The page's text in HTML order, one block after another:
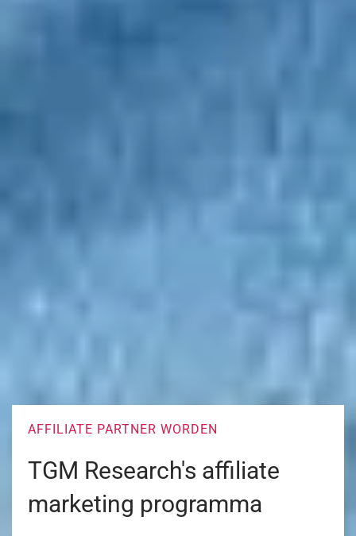
AFFILIATE PARTNER WORDEN
TGM Research's affiliate
marketing programma